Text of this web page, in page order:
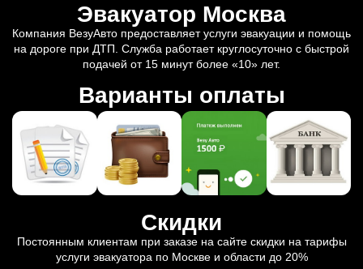
Эвакуатор Москва
Компания ВезуАвто предоставляет услуги эвакуации и помощь
на дороге при ДТП. Служба работает круглосуточно с быстрой
подачей от 15 минут более «10» лет.
Варианты оплаты
Скидки
Постоянным клиентам при заказе на сайте скидки на тарифы
услуги эвакуатора по Москве и области до 20%